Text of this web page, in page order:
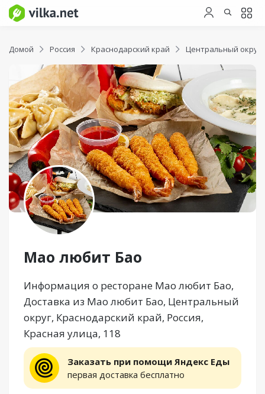
Домой Россия Краснодарский край Центральный округ
Мао любит Бао
Информация о ресторане Мао любит Бао,
Доставка из Мао любит Бао, Центральный
округ, Краснодарский край, Россия,
Красная улица, 118
Заказать при помощи Яндекс Еды
первая доставка бесплатно